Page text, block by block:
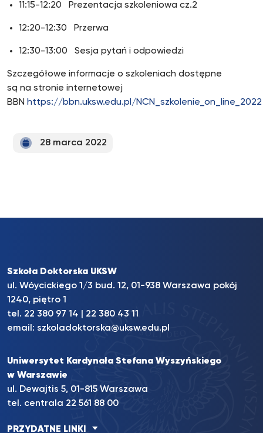
11:15-12:20 Prezentacja szkoleniowa cz.2
12:20-12:30 Przerwa
12:30-13:00 Sesja pytań i odpowiedzi
Szczegółowe informacje o szkoleniach dostępne
są na stronie internetowej
BBN https://bbn.uksw.edu.pl/NCN_szkolenie_on_line_2022
28 marca 2022
Szkoła Doktorska UKSW
ul. Wóycickiego 1/3 bud. 12, 01-938 Warszawa pokój
1240, piętro 1
tel. 22 380 97 14
22 380 43 11
email: szkoladoktorska@uksw.edu.pl
Uniwersytet Kardynała Stefana Wyszyńskiego
w Warszawie
ul. Dewajtis 5, 01-815 Warszawa
tel. centrala 22 561 88 00
PRZYDATNE LINKI